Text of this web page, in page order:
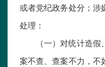
或者党纪政务处分；涉
处理：
（一）对统计造
案不查、查案不力，不